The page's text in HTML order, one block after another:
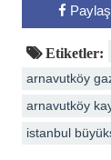
Etiketler:
arnavutköy
arnavutköy
istanbul